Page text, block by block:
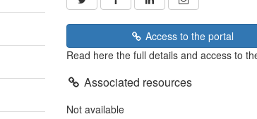
Access to the portal
Read here the full details and access to
Associated resources
Not available